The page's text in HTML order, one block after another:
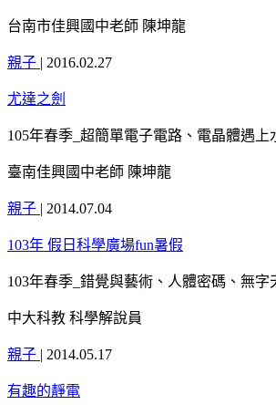
台南市佳興國中老師 陳坤龍
親子 | 2016.02.27
尤達之劍
105年春季_超簡單電子電路、電晶體遇
臺南佳興國中老師 陳坤龍
親子 | 2014.07.04
103年 假日科學廣場fun暑假
103年春季_錯覺與藝術、人體密碼、無
中大科教 科學解說員
親子 | 2014.05.17
有趣的靜電